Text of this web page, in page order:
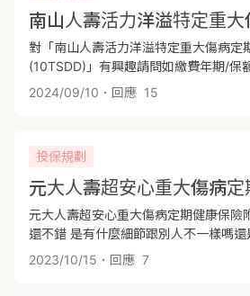
對「南山人壽活力洋溢特定重大傷病定
(10TSDD)」有興趣請問如繳費年期/保
(新台幣)是指共會保障到50歲,還是以投
20歲投保的話 保10TSDD 50/100萬元,
2024/09/10 ．回應 15
投保規劃
元大人壽超安心重大傷病定期健康保險
還不錯 是有什麼細節跟別人不一樣嗎
2023/10/15 ．回應 7